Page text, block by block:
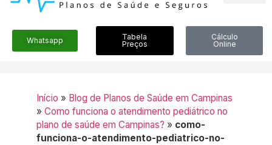
Whatsapp
Tabela
Preços
Cálculo
Online
Início » Blog de Planos de Saúde em Campinas
» Como funciona o atendimento pediátrico no
plano de saúde em Campinas? » como-
funciona-o-atendimento-pediatrico-no-